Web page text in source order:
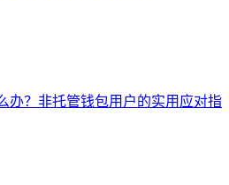
办？非托管钱包用户的实用应对指